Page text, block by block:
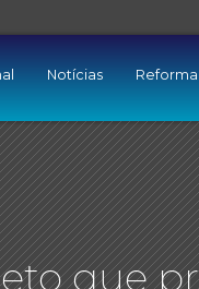
Notícias
que